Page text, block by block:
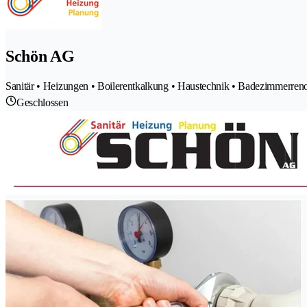
Schön AG
Sanitär • Heizungen • Boilerentkalkung • Haustechnik •
Geschlossen